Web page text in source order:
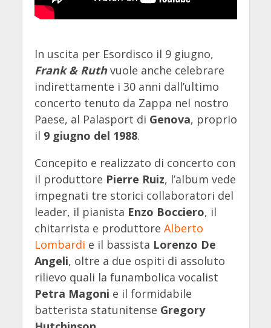
In uscita per Esordisco il 9 giugno,
Frank & Ruthvuole anche celebrare
indirettamente i 30 anni dall’ultimo
concerto tenuto da Zappa nel nostro
Paese, al Palasport di Genova, proprio
il 9 giugno del 1988.
Concepito e realizzato di concerto con
il produttore Pierre Ruiz, l’album vede
impegnati tre storici collaboratori del
leader, il pianista Enzo Bocciero, il
chitarrista e produttore Alberto
Lombardi e il bassista Lorenzo De
Angeli, oltre a due ospiti di assoluto
rilievo quali la funambolica vocalist
Petra Magoni e il formidabile
batterista statunitense Gregory